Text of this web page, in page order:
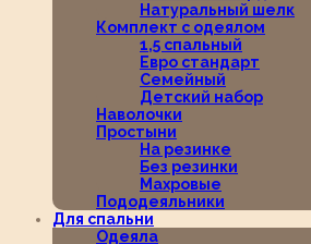
Натуральный шелк
Комплект с одеялом
1,5 спальный
Евро стандарт
Семейный
Детский набор
Наволочки
Простыни
На резинке
Без резинки
Махровые
Пододеяльники
Для спальни
Одеяла